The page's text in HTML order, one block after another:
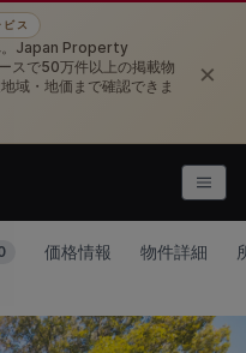
ス
。Japan Property
スで50万件以上の掲載物
域・地価まで確認できま
×
価格情報 物件詳細